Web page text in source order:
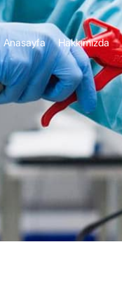
Anasayfa Hakkımızda